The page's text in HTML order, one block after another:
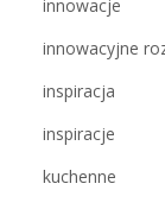
innowacje
innowacyjne
inspiracja
inspiracje
kuchenne